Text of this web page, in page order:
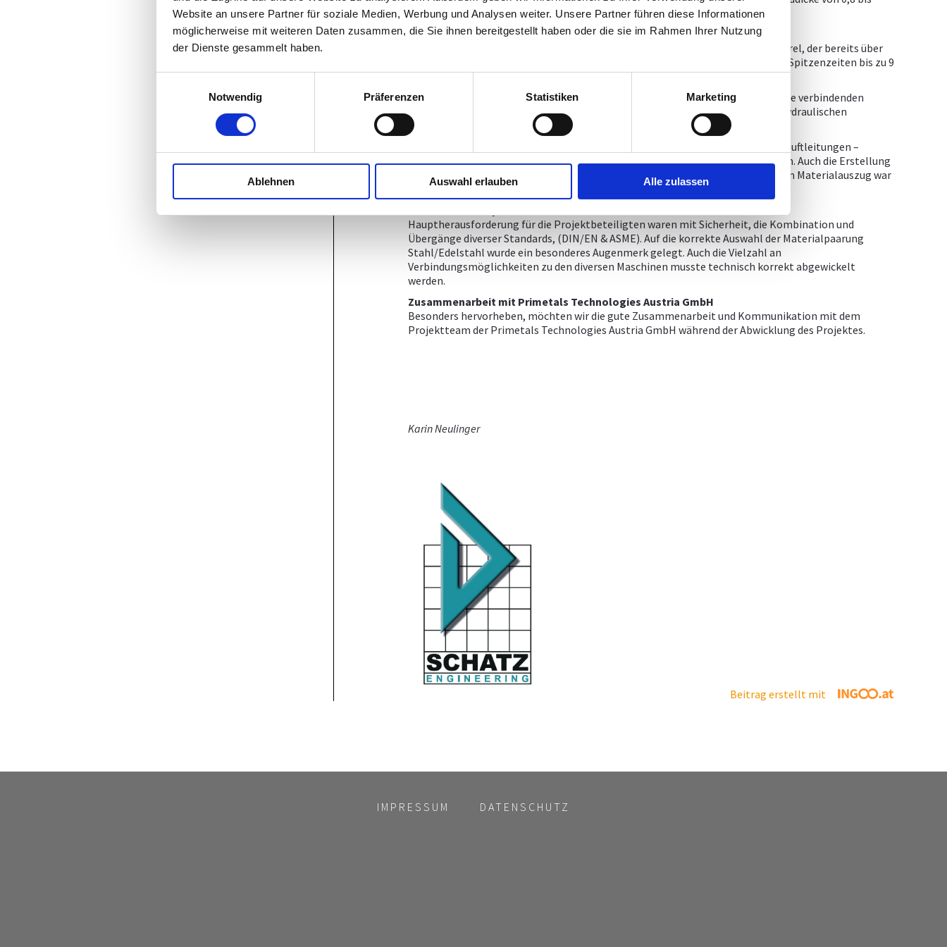
Website an unsere Partner für soziale Medien, Werbung und Analysen weiter. Unsere Partner führen diese Informationen
möglicherweise mit weiteren Daten zusammen, die Sie ihnen bereitgestellt haben oder die sie im Rahmen Ihrer Nutzung
der Dienste gesammelt haben.
Notwendig
Präferenzen Statistiken Marketing
Ablehnen Auswahl erlauben Alle zulassen
20mm und einer Breite von 1800mm.
Projektleitung und Planung
Die Projektleitung bei Schatz Engineering lag in den Händen von Ing. Robert Strel, der bereits über
große Erfahrung in diesem Bereich verfügt. Seit Beginn des Projektes waren zu Spitzenzeiten bis zu 9
Techniker/Innen gleichzeitig im Einsatz.
Der Lieferumfang von Schatz umfasste die Planung der Medienverrohrung für die verbindenden
Leitungen zwischen der Maschinenverrohrung und den einzelnen benötigten Hydraulischen
Einheiten, Aggregaten, Tanks etc.
Das inkludierte die Planung von Hydraulik-, Fett-, Wasser-, sowie Instrumentenluftleitungen –
insgesamt ~ 1900 Rohrleitungen - samt zugehöriger Halterungskonstruktionen. Auch die Erstellung
von Halterungszeichnungen, sowie Rohrleitungsisometrien und dazugehörigem Materialauszug war
Teil der anschließenden Dokumentation.
Hauptherausforderung für die Projektbeteiligten waren mit Sicherheit, die Kombination und
Übergänge diverser Standards, (DIN/EN & ASME). Auf die korrekte Auswahl der Materialpaarung
Stahl/Edelstahl wurde ein besonderes Augenmerk gelegt. Auch die Vielzahl an
Verbindungsmöglichkeiten zu den diversen Maschinen musste technisch korrekt abgewickelt
werden.
Zusammenarbeit mit Primetals Technologies Austria GmbH
Besonders hervorheben, möchten wir die gute Zusammenarbeit und Kommunikation mit dem
Projektteam der Primetals Technologies Austria GmbH während der Abwicklung des Projektes.
Karin Neulinger
Beitrag erstellt mit
IMPRESSUM DATENSCHUTZ